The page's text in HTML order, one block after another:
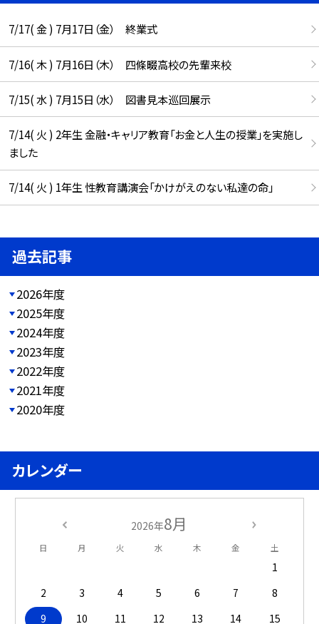
7/17( 金 ) 7月17日（金） 終業式
7/16( 木 ) 7月16日（木） 四條畷高校の先輩来校
7/15( 水 ) 7月15日（水） 図書見本巡回展示
7/14( 火 ) 2年生 金融・キャリア教育「お金と人生の授業」を実施し
ました
7/14( 火 ) 1年生 性教育講演会「かけがえのない私達の命」
過去記事
2026年度
2025年度
2024年度
2023年度
2022年度
2021年度
2020年度
カレンダー
2026年8月
日 月 火 水 木 金 土
1
2
3 4 5 6 7
8
9
10 11 12 13 14
15